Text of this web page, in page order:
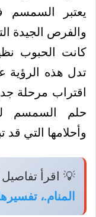
يعتبر السمسم
والفرص الجيدة
كانت الحبوب
تدل هذه الرؤية
اقتراب مرحلة
حلم السمسم
وأحلامها التي قد
💡 اقرأ
المنام.،